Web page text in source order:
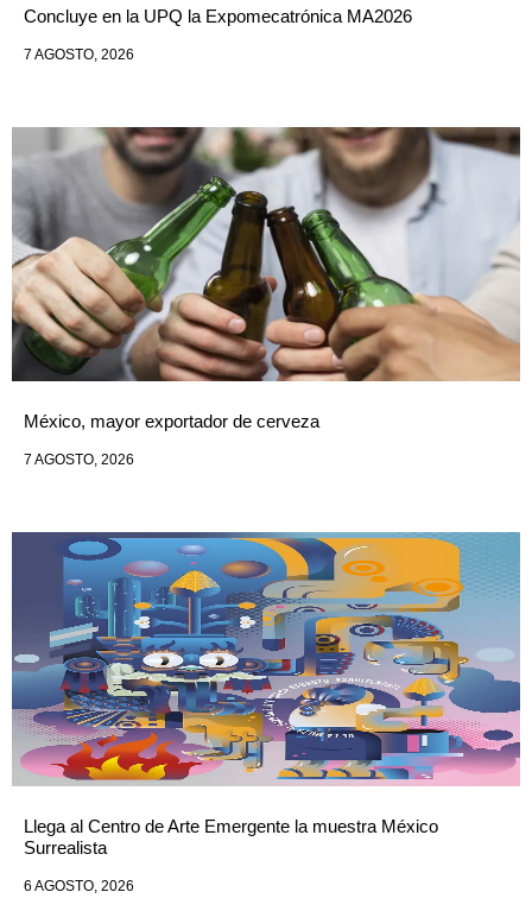
Concluye en la UPQ la Expomecatrónica MA2026
7 AGOSTO, 2026
México, mayor exportador de cerveza
7 AGOSTO, 2026
Llega al Centro de Arte Emergente la muestra México
Surrealista
6 AGOSTO, 2026